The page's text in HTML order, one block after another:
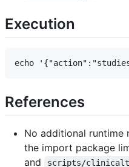
Execution
References
No additional runtime
the import package
and
scripts/